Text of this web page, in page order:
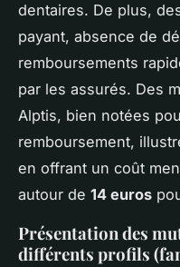
dentaires. De plus,
payant, absence de
remboursements
par les assurés. Des
Alptis, bien notées
remboursement,
en offrant un coût
autour de 14 euros
Présentation des
différents profils